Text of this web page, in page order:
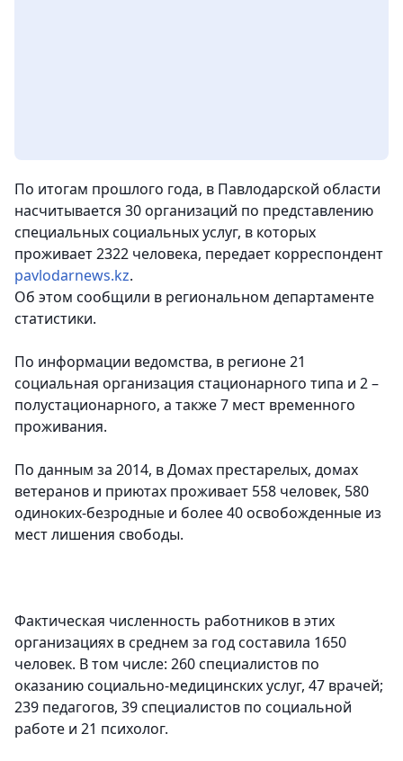
По итогам прошлого года, в Павлодарской области
насчитывается 30 организаций по представлению
специальных социальных услуг, в которых
проживает 2322 человека, передает корреспондент
pavlodarnews.kz.
Об этом сообщили в региональном департаменте
статистики.
По информации ведомства, в регионе 21
социальная организация стационарного типа и 2 –
полустационарного, а также 7 мест временного
проживания.
По данным за 2014, в Домах престарелых, домах
ветеранов и приютах проживает 558 человек, 580
одиноких-безродные и более 40 освобожденные из
мест лишения свободы.
Фактическая численность работников в этих
организациях в среднем за год составила 1650
человек. В том числе: 260 специалистов по
оказанию социально-медицинских услуг, 47 врачей;
239 педагогов, 39 специалистов по социальной
работе и 21 психолог.